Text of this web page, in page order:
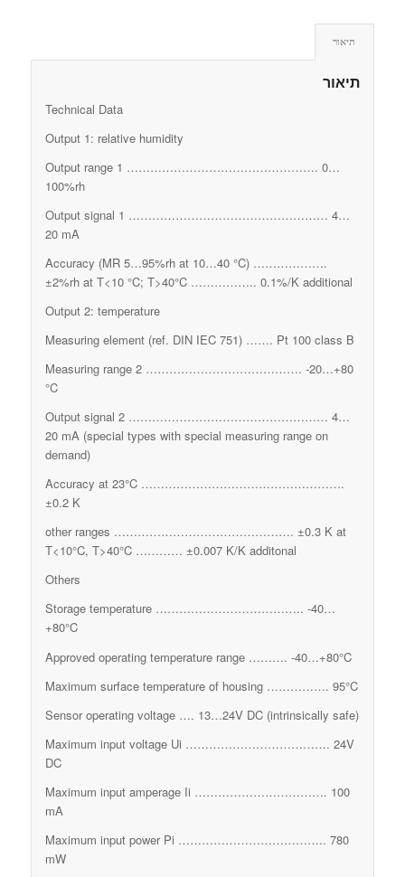
תיאור
תיאור
Technical Data
Output 1: relative humidity
Output range 1 …………………………………………. 0…
100%rh
Output signal 1 …………………………………………… 4…
20 mA
Accuracy (MR 5…95%rh at 10…40 °C) ……………….
±2%rh at T<10 °C; T>40°C …………….. 0.1%/K additional
Output 2: temperature
Measuring element (ref. DIN IEC 751) ……. Pt 100 class B
Measuring range 2 …………………………………. -20…+80
°C
Output signal 2 …………………………………………… 4…
20 mA (special types with special measuring range on
demand)
Accuracy at 23°C …………………………………………….
±0.2 K
other ranges ………………………………………. ±0.3 K at
T<10°C, T>40°C ………… ±0.007 K/K additonal
Others
Storage temperature ……………………………….. -40…
+80°C
Approved operating temperature range ………. -40…+80°C
Maximum surface temperature of housing ……………. 95°C
Sensor operating voltage …. 13…24V DC (intrinsically safe)
Maximum input voltage Ui ………………………………. 24V
DC
Maximum input amperage Ii ……………………………. 100
mA
Maximum input power Pi ……………………………….. 780
mW